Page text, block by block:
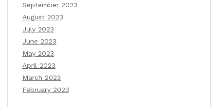
September 2023
August 2023
July 2023
June 2023
May 2023
April 2023
March 2023
February 2023